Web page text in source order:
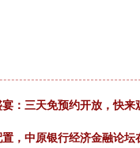
：三天免预约开放，快来
，中原银行经济金融论坛